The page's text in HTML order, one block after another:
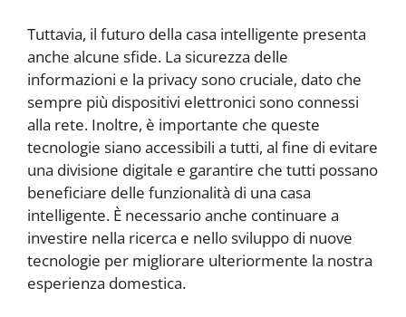
Tuttavia, il futuro della casa intelligente presenta
anche alcune sfide. La sicurezza delle
informazioni e la privacy sono cruciale, dato che
sempre più dispositivi elettronici sono connessi
alla rete. Inoltre, è importante che queste
tecnologie siano accessibili a tutti, al fine di evitare
una divisione digitale e garantire che tutti possano
beneficiare delle funzionalità di una casa
intelligente. È necessario anche continuare a
investire nella ricerca e nello sviluppo di nuove
tecnologie per migliorare ulteriormente la nostra
esperienza domestica.